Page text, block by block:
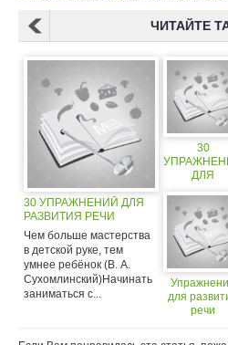
ЧИТАЙТЕ
30 УПРАЖНЕНИЙ ДЛЯ
РАЗВИТИЯ РЕЧИ
Чем больше мастерства
в детской руке, тем
умнее ребёнок (В. А.
Сухомлинский)Начинать
заниматься с...
30
ДЛЯ
для
речи